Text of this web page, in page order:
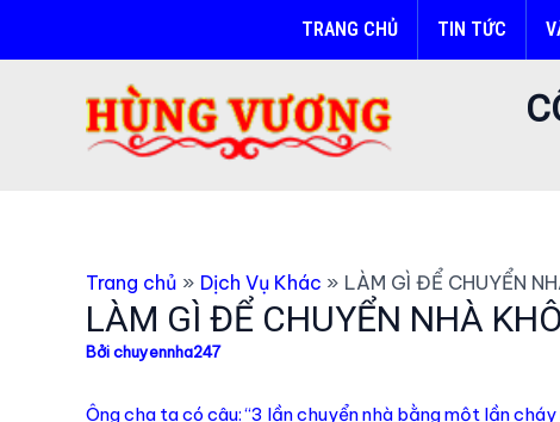
TRANG CHỦ TIN TỨC
Trang chủ Dịch Vụ Khác LÀM GÌ ĐỂ CHUYỂN
LÀM GÌ ĐỂ CHUYỂN NHÀ
Bởichuyennha247
Ông cha ta có câu: “3 lần chuyển nhà bằng một lần